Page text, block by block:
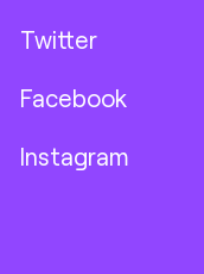
Twitter
Facebook
Instagram